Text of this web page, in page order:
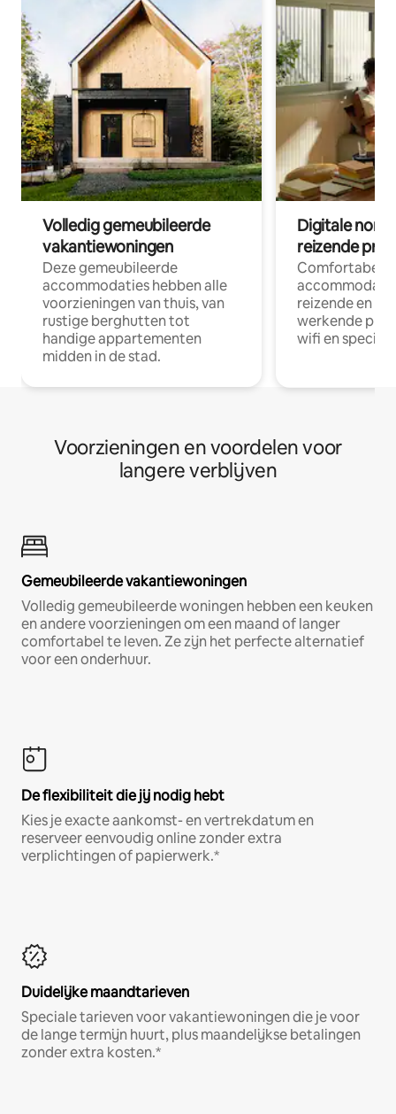
Volledig gemeubileerde
vakantiewoningen
Deze gemeubileerde
accommodaties hebben alle
voorzieningen van thuis, van
rustige berghutten tot
handige appartementen
midden in de stad.
Digitale
reizende
Comfortabele
reizende en
werkende
wifi en
Voorzieningen en voordelen voor
langere verblijven
Gemeubileerde vakantiewoningen
Volledig gemeubileerde woningen hebben een keuken
en andere voorzieningen om een maand of langer
comfortabel te leven. Ze zijn het perfecte alternatief
voor een onderhuur.
De flexibiliteit die jij nodig hebt
Kies je exacte aankomst- en vertrekdatum en
reserveer eenvoudig online zonder extra
verplichtingen of papierwerk.*
Duidelijke maandtarieven
Speciale tarieven voor vakantiewoningen die je voor
de lange termijn huurt, plus maandelijkse betalingen
zonder extra kosten.*